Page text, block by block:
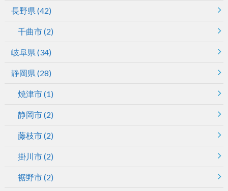
長野県 (42)
千曲市(2)
岐阜県 (34)
静岡県 (28)
焼津市(1)
静岡市(2)
藤枝市(2)
掛川市(2)
裾野市(2)